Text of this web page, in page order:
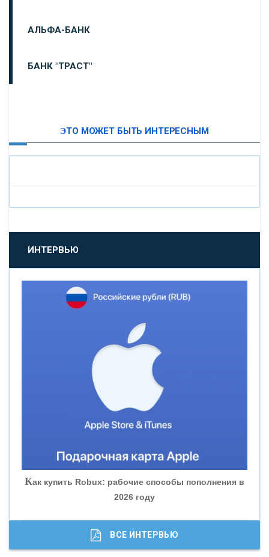
АЛЬФА-БАНК
БАНК "ТРАСТ"
«БАНК САНКТ-ПЕТЕРБУРГ»
«ПРОМСВЯЗЬБАНК»
«НОВИКОМБАНК»
«ВНЕШПРОМБАНК»
«БАНК ГЛОБЭКС»
«СОВКОМБАНК»
«ГАЗПРОМБАНК»
ЭТО МОЖЕТ БЫТЬ ИНТЕРЕСНЫМ
ИНТЕРВЬЮ
Как купить Robux: рабочие способы пополнения в
2026 году
ВСЕ ИНТЕРВЬЮ